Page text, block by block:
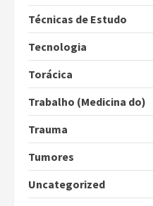
Técnicas de Estudo
Tecnologia
Torácica
Trabalho (Medicina do)
Trauma
Tumores
Uncategorized